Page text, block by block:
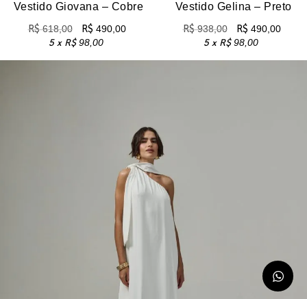
Vestido Giovana – Cobre
R$618,00 R$ 490,00
5 x R$98,00
Vestido Gelina – Preto
R$938,00 R$ 490,00
5 x R$98,00